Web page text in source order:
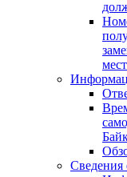
Сведения